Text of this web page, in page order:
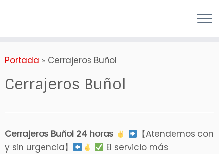
toPortada » Cerrajeros Buñol
Cerrajeros Buñol
Cerrajeros Buñol 24 horas
【Atendemos con
y sin urgencia】
El servicio más